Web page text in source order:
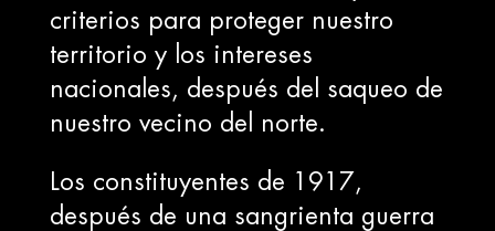
criterios para proteger nuestro
territorio y los intereses
nacionales, después del saqueo de
nuestro vecino del norte.
Los constituyentes de 1917,
después de una sangrienta guerra